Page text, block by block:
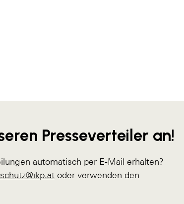
Presseverteiler an!
automatisch per E-Mail erhalten?
oder verwenden den